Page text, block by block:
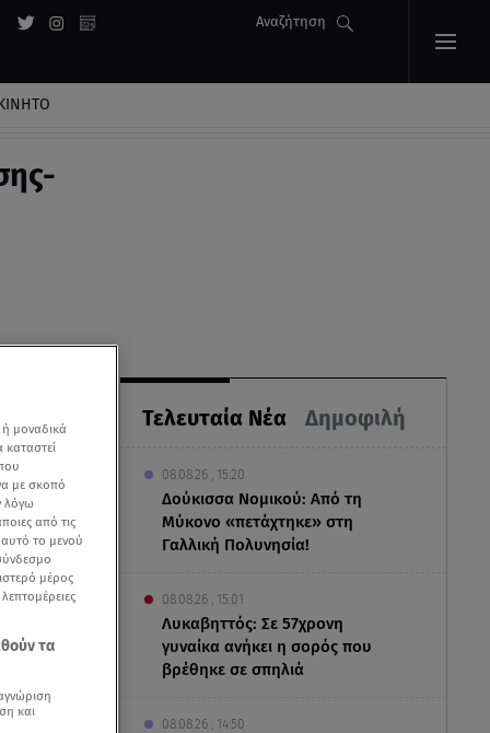
Αναζήτηση
Τελευταία Νέα Δημοφιλή
08.08.26 , 15:20
Δούκισσα Νομικού: Από τη
Μύκονο «πετάχτηκε» στη
Γαλλική Πολυνησία!
08.08.26 , 15:01
Λυκαβηττός: Σε 57χρονη
γυναίκα ανήκει η σορός που
βρέθηκε σε σπηλιά
08.08.26 , 14:50
μοναδικά
με σκοπό
λόγω
από τις
αυτό το μενού
μέρος
τα
και